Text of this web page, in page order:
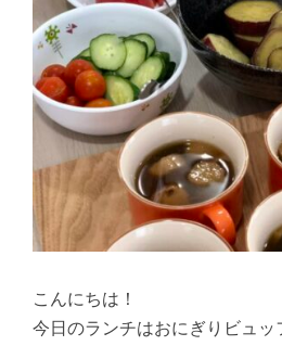
こんにちは！
今日のランチはおにぎりビュ